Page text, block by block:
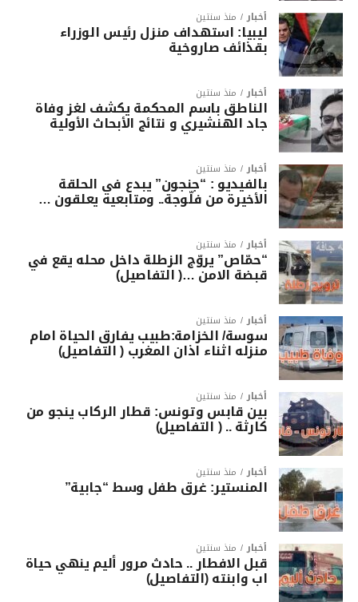
أخبار منذ سنتين
ليبيا: استهداف منزل رئيس الوزراء
بقذائف صاروخية
أخبار منذ سنتين
الناطق باسم المحكمة يكشف لغز وفاة
جاد الهنشيري و نتائج الأبحاث الأولية
أخبار منذ سنتين
بالفيديو : “جنجون” يبدع في الحلقة
الأخيرة من فلّوجة.. ومتابعيه يعلقون …
أخبار منذ سنتين
“حمّاص” يروّج الزطلة داخل محله يقع في
قبضة الامن …( التفاصيل)
أخبار منذ سنتين
سوسة/ الخزامة:طبيب يفارق الحياة امام
منزله اثناء اذان المغرب ( التفاصيل)
أخبار منذ سنتين
بين قابس وتونس: قطار الركاب ينجو من
كارثة .. ( التفاصيل)
أخبار منذ سنتين
المنستير: غرق طفل وسط “جابية”
أخبار منذ سنتين
قبل الافطار .. حادث مرور أليم ينهي حياة
اب وابنته (التفاصيل)